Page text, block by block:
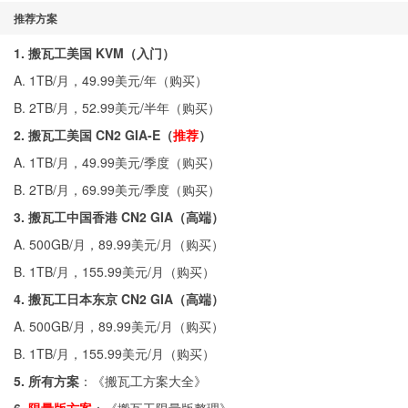
推荐方案
1. 搬瓦工美国 KVM（入门）
A. 1TB/月，49.99美元/年（购买）
B. 2TB/月，52.99美元/半年（购买）
2. 搬瓦工美国 CN2 GIA-E（推荐）
A. 1TB/月，49.99美元/季度（购买）
B. 2TB/月，69.99美元/季度（购买）
3. 搬瓦工中国香港 CN2 GIA（高端）
A. 500GB/月，89.99美元/月（购买）
B. 1TB/月，155.99美元/月（购买）
4. 搬瓦工日本东京 CN2 GIA（高端）
A. 500GB/月，89.99美元/月（购买）
B. 1TB/月，155.99美元/月（购买）
5. 所有方案 ：《搬瓦工方案大全》